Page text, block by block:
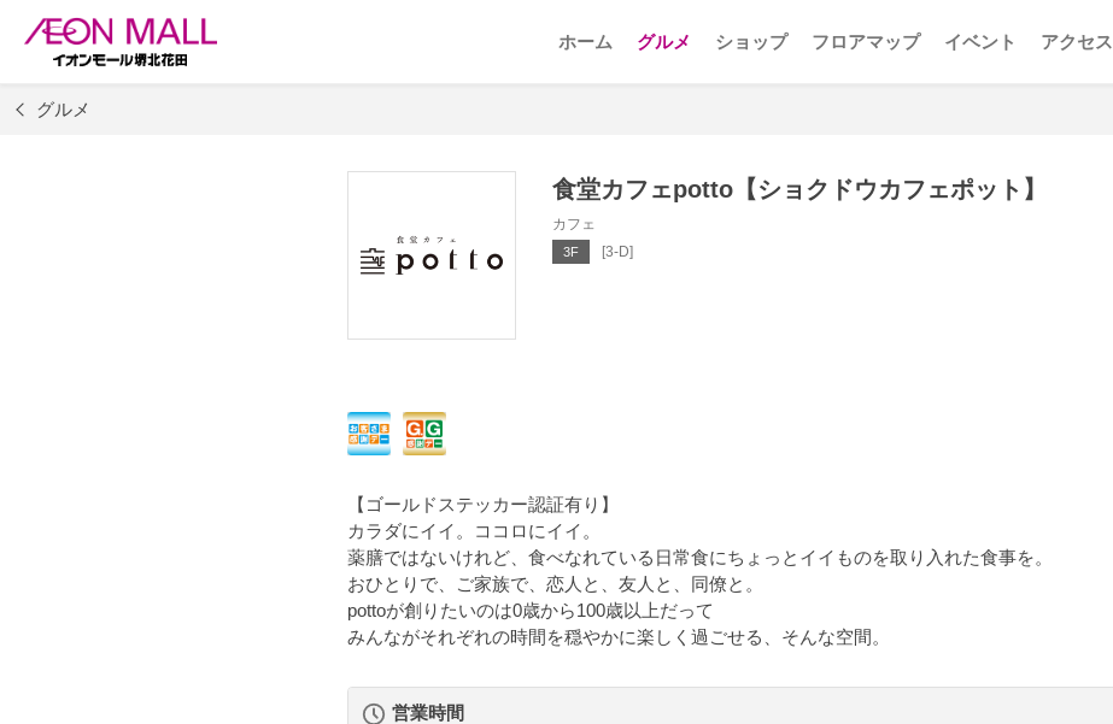
ホーム グルメ ショップ フロアマップ イベント アクセス
グルメ
食堂カフェpotto【ショクドウカフェポット】
カフェ
3F [3-D]
【ゴールドステッカー認証有り】
カラダにイイ。ココロにイイ。
薬膳ではないけれど、食べなれている日常食にちょっとイイものを取り入れた食事を。
おひとりで、ご家族で、恋人と、友人と、同僚と。
pottoが創りたいのは0歳から100歳以上だって
みんながそれぞれの時間を穏やかに楽しく過ごせる、そんな空間。
営業時間